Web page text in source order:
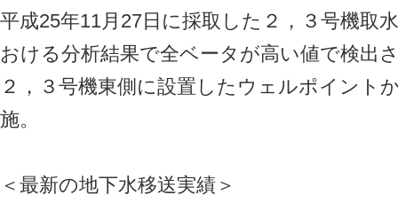
平成25年11月27日に採取した２，３号機取
おける分析結果で全ベータが高い値で検出
２，３号機東側に設置したウェルポイント
施。
＜最新の地下水移送実績＞